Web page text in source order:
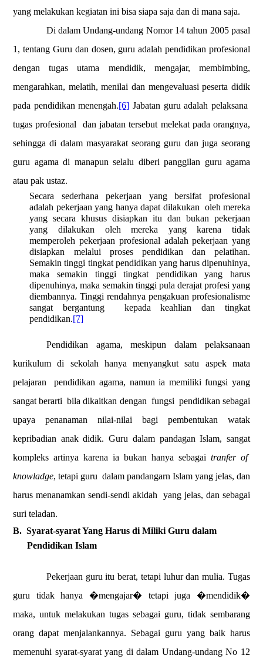
yang melakukan kegiatan ini bisa siapa saja dan di mana saja.
Di dalam Undang-undang Nomor 14 tahun 2005 pasal
1, tentang Guru dan dosen, guru adalah pendidikan profesional
dengan tugas utama mendidik, mengajar, membimbing,
mengarahkan, melatih, menilai dan mengevaluasi peserta didik
pada pendidikan menengah.[6] Jabatan guru adalah pelaksana
tugas profesional
dan jabatan tersebut melekat pada orangnya,
sehingga di dalam masyarakat seorang guru dan juga seorang
guru agama di manapun selalu diberi panggilan guru agama
atau pak ustaz.
Secara sederhana pekerjaan yang bersifat profesional
adalah pekerjaan yang hanya dapat dilakukan oleh mereka
yang secara khusus disiapkan itu dan bukan pekerjaan
yang dilakukan oleh mereka yang karena tidak
memperoleh pekerjaan profesional adalah pekerjaan yang
disiapkan melalui proses pendidikan dan pelatihan.
Semakin tinggi tingkat pendidikan yang harus dipenuhinya,
maka semakin tinggi tingkat pendidikan yang harus
dipenuhinya, maka semakin tinggi pula derajat profesi yang
diembannya. Tinggi rendahnya pengakuan profesionalisme
sangat bergantung
kepada keahlian dan tingkat
pendidikan.[7]
Pendidikan agama, meskipun dalam pelaksanaan
kurikulum di sekolah hanya menyangkut satu aspek mata
pelajaran
pendidikan agama, namun ia memiliki fungsi yang
sangat berarti bila dikaitkan dengan fungsi pendidikan sebagai
upaya penanaman nilai-nilai bagi pembentukan watak
kepribadian anak didik. Guru dalam pandagan Islam, sangat
kompleks artinya karena ia bukan hanya sebagai tranfer of
knowladge, tetapi guru dalam pandangarn Islam yang jelas, dan
harus menanamkan sendi-sendi akidah
yang jelas, dan sebagai
suri teladan.
B. Syarat-syarat Yang Harus di Miliki Guru dalam
Pendidikan Islam
Pekerjaan guru itu berat, tetapi luhur dan mulia. Tugas
guru tidak hanya �mengajar� tetapi juga �mendidik�
maka, untuk melakukan tugas sebagai guru, tidak sembarang
orang dapat menjalankannya. Sebagai guru yang baik harus
memenuhi syarat-syarat yang di dalam Undang-undang No 12